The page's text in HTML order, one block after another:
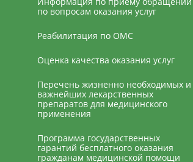
по вопросам оказания услуг
Реабилитация по ОМС
Оценка качества оказания услуг
Перечень жизненно необходимых и
важнейших лекарственных
препаратов для медицинского
применения
Программа государственных
гарантий бесплатного оказания
гражданам медицинской помощи